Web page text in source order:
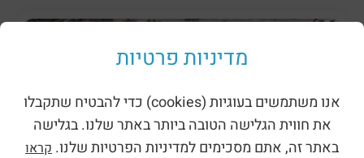
מדיניות פרטיות
אנו משתמשים בעוגיות (cookies) כדי להבטיח שתקבלו
את חווית הגלישה הטובה ביותר באתר שלנו. בגלישה
באתר זה, אתם מסכימים למדיניות הפרטיות שלנו. קראו